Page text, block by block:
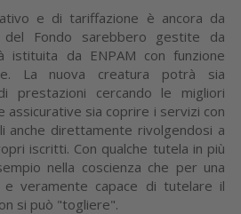
e di tariffazione è ancora da
del Fondo sarebbero gestite da
istituita da ENPAM con funzione
La nuova creatura potrà sia
prestazioni cercando le migliori
assicurative sia coprire i servizi con
anche direttamente rivolgendosi a
iscritti. Con qualche tutela in più
nella coscienza che per una
veramente capace di tutelare il
si può "togliere".